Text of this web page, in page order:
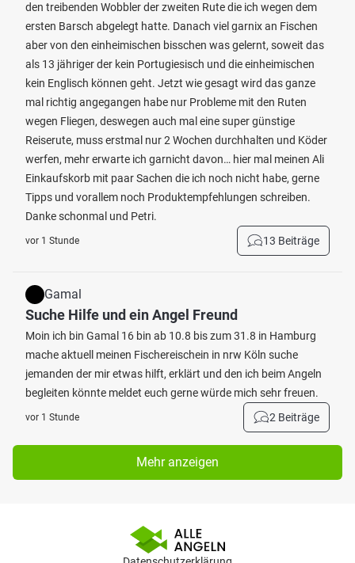
den treibenden Wobbler der zweiten Rute die ich wegen dem
ersten Barsch abgelegt hatte. Danach viel garnix an Fischen
aber von den einheimischen bisschen was gelernt, soweit das
als 13 jähriger der kein Portugiesisch und die einheimischen
kein Englisch können geht. Jetzt wie gesagt wird das ganze
mal richtig angegangen habe nur Probleme mit den Ruten
wegen Fliegen, deswegen auch mal eine super günstige
Reiserute, muss erstmal nur 2 Wochen durchhalten und Köder
werfen, mehr erwarte ich garnicht davon… hier mal meinen Ali
Einkaufskorb mit paar Sachen die ich noch nicht habe, gerne
Tipps und vorallem noch Produktempfehlungen schreiben.
Danke schonmal und Petri.
vor 1 Stunde 13 Beiträge
Gamal
Suche Hilfe und ein Angel Freund
Moin ich bin Gamal 16 bin ab 10.8 bis zum 31.8 in Hamburg
mache aktuell meinen Fischereischein in nrw Köln suche
jemanden der mir etwas hilft, erklärt und den ich beim Angeln
begleiten könnte meldet euch gerne würde mich sehr freuen.
vor 1 Stunde 2 Beiträge
Mehr anzeigen